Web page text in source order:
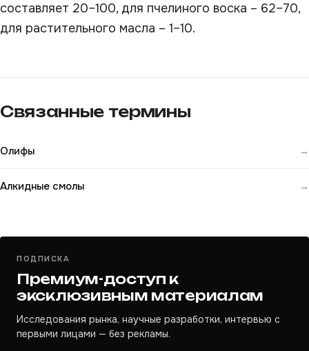
составляет 20–100, для пчелиного воска – 62–70,
для растительного масла – 1–10.
Связанные термины
Олифы →
Алкидные смолы →
ПОДПИСКА
Премиум-доступ к
эксклюзивным материалам
Исследования рынка, научные разработки, интервью с
первыми лицами — без рекламы.